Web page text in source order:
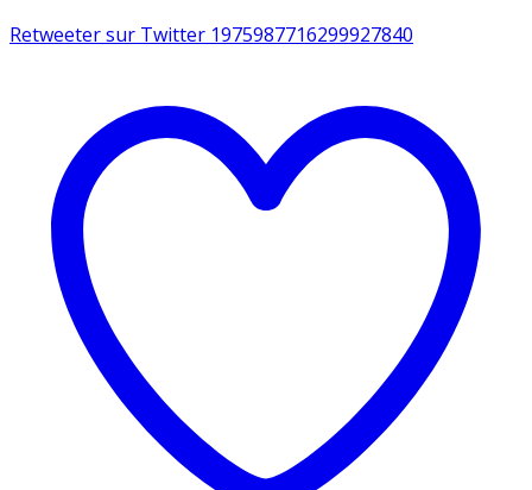
Retweeter sur Twitter 1975987716299927840